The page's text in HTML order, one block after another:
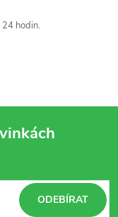
hodin.
ODEBÍRAT